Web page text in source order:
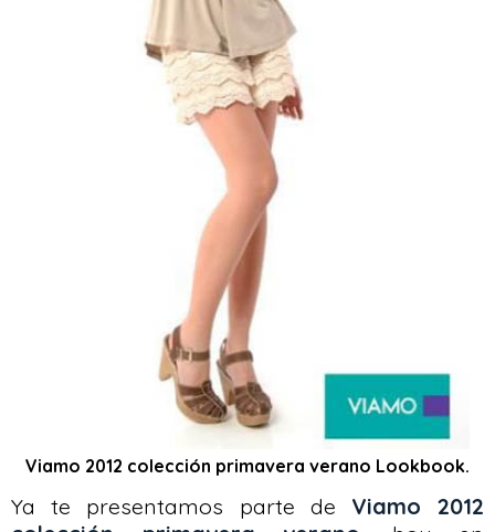
Viamo 2012 colección primavera verano Lookbook.
Ya te presentamos parte de Viamo 2012